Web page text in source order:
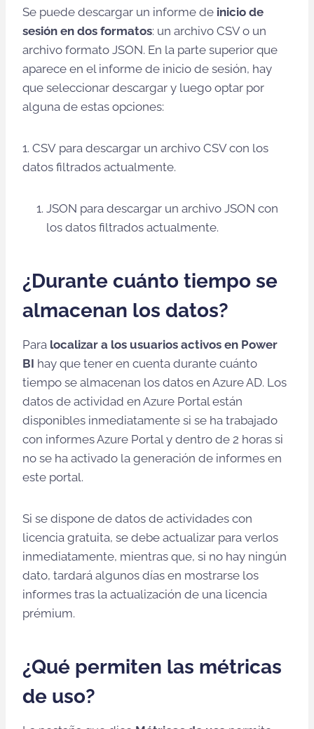
Se puede descargar un informe de inicio de
sesión en dos formatos: un archivo CSV o un
archivo formato JSON. En la parte superior que
aparece en el informe de inicio de sesión, hay
que seleccionar descargar y luego optar por
alguna de estas opciones:
1. CSV para descargar un archivo CSV con los
datos filtrados actualmente.
JSON para descargar un archivo JSON con
los datos filtrados actualmente.
¿Durante cuánto tiempo se
almacenan los datos?
Para localizar a los usuarios activos en Power
BI hay que tener en cuenta durante cuánto
tiempo se almacenan los datos en Azure AD. Los
datos de actividad en Azure Portal están
disponibles inmediatamente si se ha trabajado
con informes Azure Portal y dentro de 2 horas si
no se ha activado la generación de informes en
este portal.
Si se dispone de datos de actividades con
licencia gratuita, se debe actualizar para verlos
inmediatamente, mientras que, si no hay ningún
dato, tardará algunos días en mostrarse los
informes tras la actualización de una licencia
prémium.
¿Qué permiten las métricas
de uso?